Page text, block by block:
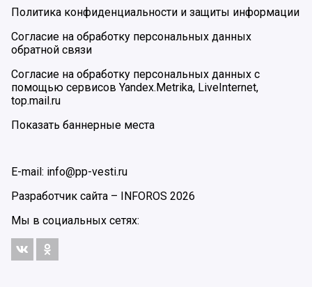
Политика конфиденциальности и защиты информации
Согласие на обработку персональных данных
обратной связи
Согласие на обработку персональных данных с
помощью сервисов Yandex.Metrika, LiveInternet,
top.mail.ru
Показать баннерные места
E-mail: info@pp-vesti.ru
Разработчик сайта –
INFOROS 2026
Мы в социальных сетях: